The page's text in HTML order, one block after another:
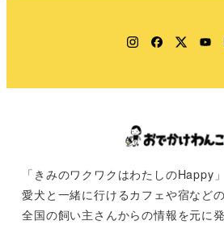
Instagram
Facebook
「きみのワクワクはわたしのHappy」
愛犬と一緒に行けるカフェや宿など
全国の飼い主さんからの情報を元に発